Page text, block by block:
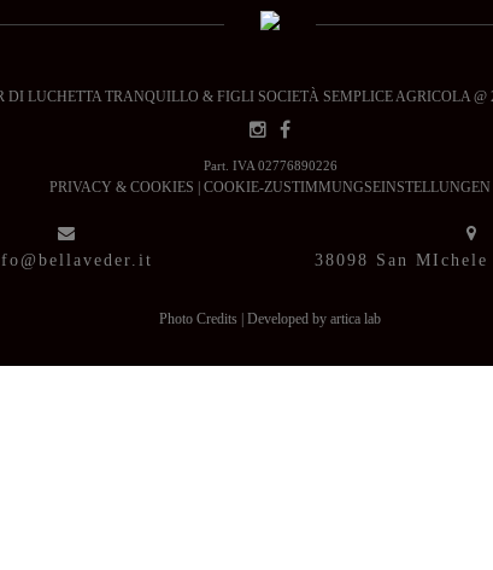
DI LUCHETTA TRANQUILLO & FIGLI SOCIETÀ SEMPLICE AGRICOLA @
Part. IVA 02776890226
PRIVACY & COOKIES COOKIE-ZUSTIMMUNGSEINSTELLUNGEN
38098 San
Photo Credits Developed by artica lab